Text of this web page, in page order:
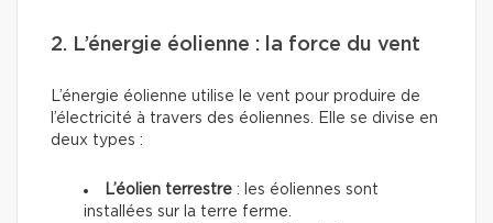
2. L’énergie éolienne : la force du vent
L’énergie éolienne utilise le vent pour produire de
l’électricité à travers des éoliennes. Elle se divise en
deux types :
L’éolien terrestre : les éoliennes sont
installées sur la terre ferme.